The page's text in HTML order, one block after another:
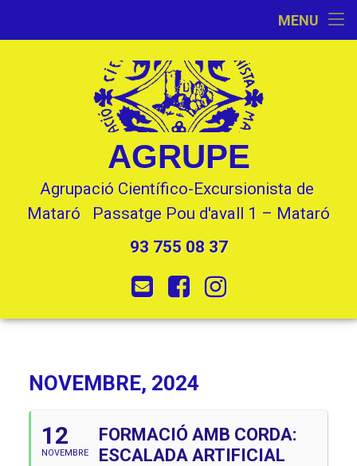
MENU
AGRUPE
Agrupació Científico-Excursionista de
Mataró   Passatge Pou d'avall 1 – Mataró
93 755 08 37
E-mailFacebookInstagram
NOVEMBRE, 2024
12
NOVEMBRE
FORMACIÓ AMB CORDA:
ESCALADA ARTIFICIAL